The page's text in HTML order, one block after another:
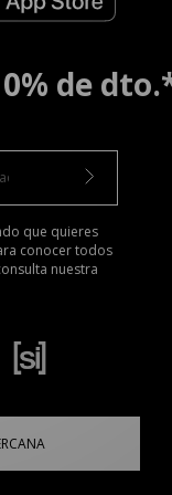
de
que quieres
conocer todos
nuestra